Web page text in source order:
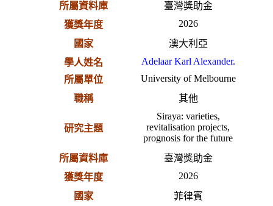
所屬資料庫
臺灣獎助金
獲獎年度
2026
國家
澳大利亞
學人姓名
Adelaar Karl Alexander.
所屬單位
University of Melbourne
職稱
其他
研究主題
Siraya: varieties,
revitalisation projects,
prognosis for the future
所屬資料庫
臺灣獎助金
獲獎年度
2026
國家
菲律賓